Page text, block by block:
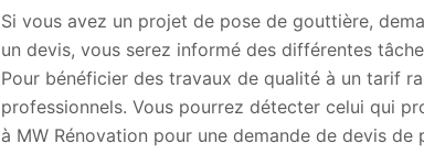
Si vous avez un projet de pose de gouttière,
un devis, vous serez informé des différentes
Pour bénéficier des travaux de qualité à un tarif
professionnels. Vous pourrez détecter celui qui
à MW Rénovation pour une demande de devis de